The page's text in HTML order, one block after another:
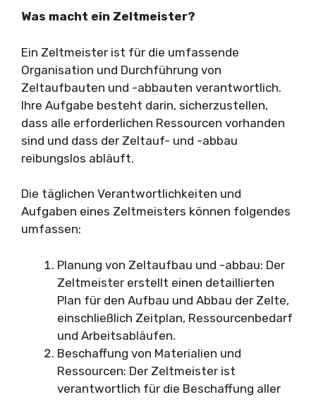
Was macht ein Zeltmeister?
Ein Zeltmeister ist für die umfassende
Organisation und Durchführung von
Zeltaufbauten und -abbauten verantwortlich.
Ihre Aufgabe besteht darin, sicherzustellen,
dass alle erforderlichen Ressourcen vorhanden
sind und dass der Zeltauf- und -abbau
reibungslos abläuft.
Die täglichen Verantwortlichkeiten und
Aufgaben eines Zeltmeisters können folgendes
umfassen:
Planung von Zeltaufbau und -abbau: Der
Zeltmeister erstellt einen detaillierten
Plan für den Aufbau und Abbau der Zelte,
einschließlich Zeitplan, Ressourcenbedarf
und Arbeitsabläufen.
Beschaffung von Materialien und
Ressourcen: Der Zeltmeister ist
verantwortlich für die Beschaffung aller